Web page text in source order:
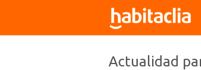
Actualidad